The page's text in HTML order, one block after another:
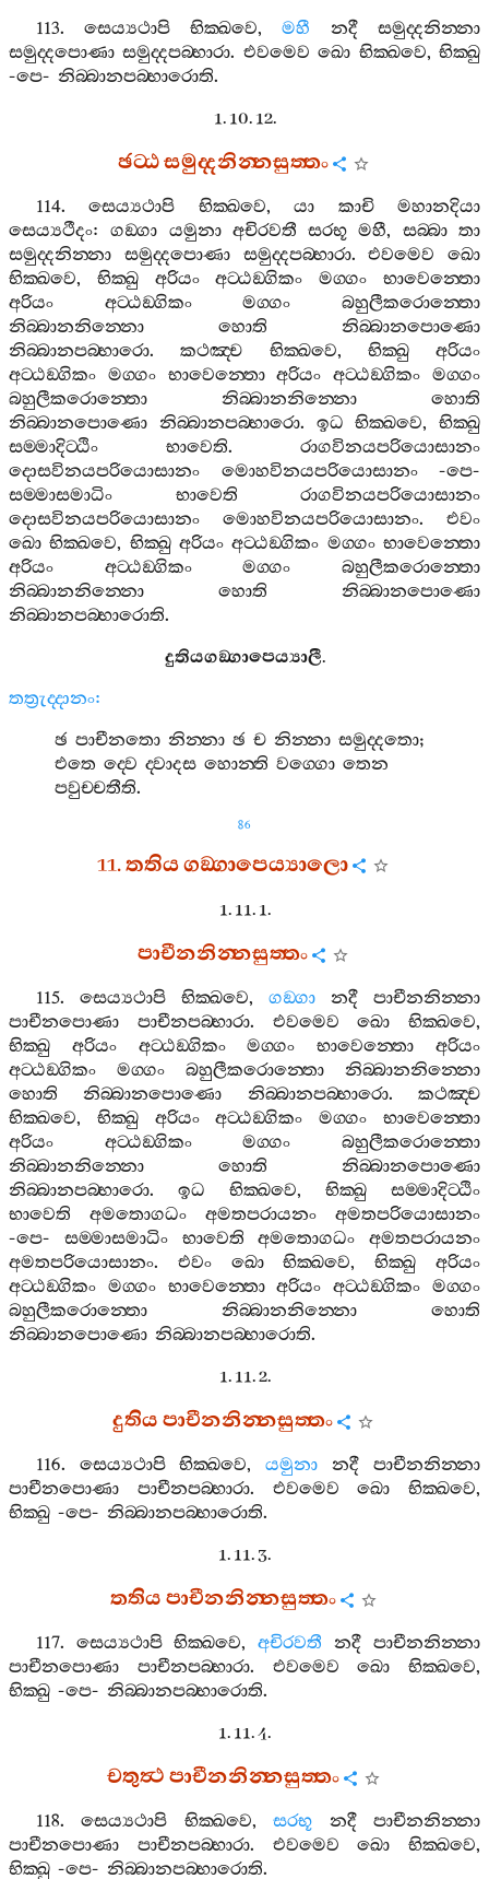
113. සෙය්‍යථාපි භික‍්ඛවෙ,මහී නදී
සමුද‍්දනින‍්නා
සමුද‍්දපොණා සමුද‍්දපබ‍්භාරා. එවමෙව ඛො භික‍්ඛවෙ,භික‍්ඛු
-පෙ- නිබ‍්බානපබ‍්භාරොති.
1. 10. 12.
ඡට‍්ඨසමුද‍්දනින‍්නසුත‍්තං
114.සෙය්‍යථාපි භික‍්ඛවෙ,යා කාචි
මහානදියා
සෙය්‍යථීදං:ගඞ‍්ගා යමුනා අචිරවතී සරභූ මහී, සබ‍්බා තා
සමුද‍්දනින‍්නා
සමුද‍්දපොණා සමුද‍්දපබ‍්භාරා.එවමෙව
ඛො
භික‍්ඛවෙ, භික‍්ඛු අරියං අට‍්ඨඞ‍්ගිකං මග‍්ගං
භාවෙන‍්තො
අරියං
අට‍්ඨඞ‍්ගිකං මග‍්ගං
බහුලීකරොන‍්තො
නිබ‍්බානනින‍්නො
හොති
නිබ‍්බානපොණො
නිබ‍්බානපබ‍්භාරො.කථඤ‍්ච භික‍්ඛවෙ, භික‍්ඛු
අරියං
අට‍්ඨඞ‍්ගිකං මග‍්ගං භාවෙන‍්තො අරියං අට‍්ඨඞ‍්ගිකං මග‍්ගං
බහුලීකරොන‍්තො
නිබ‍්බානනින‍්නො
හොති
නිබ‍්බානපොණො නිබ‍්බානපබ‍්භාරො. ඉධ භික‍්ඛවෙ, භික‍්ඛු
සම‍්මාදිට‍්ඨිං
භාවෙති. රාගවිනයපරියොසානං
දොසවිනයපරියොසානං
මොහවිනයපරියොසානං-පෙ-
සම‍්මාසමාධිං
භාවෙති
රාගවිනයපරියොසානං
දොසවිනයපරියොසානං
මොහවිනයපරියොසානං. එවං
ඛො භික‍්ඛවෙ, භික‍්ඛු අරියං අට‍්ඨඞ‍්ගිකං මග‍්ගං භාවෙන‍්තො
අරියං
අට‍්ඨඞ‍්ගිකං මග‍්ගං
බහුලීකරොන‍්තො
නිබ‍්බානනින‍්නො
හොති
නිබ‍්බානපොණො
නිබ‍්බානපබ‍්භාරොති.
දුතියගඞ‍්ගාපෙය්‍යාලී.
තත්‍රුද‍්දානං:
ඡ පාචීනතො නින‍්නා ඡ ච නින‍්නා සමුද‍්දතො;
එතෙ ද‍්වෙ ද‍්වාදස හොන‍්ති වග‍්ගො තෙන
පවුච‍්චතීති.
86
11.තතියගඞ‍්ගාපෙය්‍යාලො
1. 11. 1.
පාචීනනින‍්නසුත‍්තං
115. සෙය්‍යථාපි භික‍්ඛවෙ, ගඞ‍්ගා නදී
පාචීනනින‍්නා
පාචීනපොණා
පාචීනපබ‍්භාරා. එවමෙව ඛො භික‍්ඛවෙ,
භික‍්ඛු
අරියං අට‍්ඨඞ‍්ගිකං මග‍්ගං භාවෙන‍්තො
අරියං
අට‍්ඨඞ‍්ගිකං
මග‍්ගං බහුලීකරොන‍්තො
නිබ‍්බානනින‍්නො
හොති
නිබ‍්බානපොණො නිබ‍්බානපබ‍්භාරො.කථඤ‍්ච
භික‍්ඛවෙ, භික‍්ඛු අරියං අට‍්ඨඞ‍්ගිකං මග‍්ගං
භාවෙන‍්තො
අරියං
අට‍්ඨඞ‍්ගිකං මග‍්ගං
බහුලීකරොන‍්තො
නිබ‍්බානනින‍්නො
හොති
නිබ‍්බානපොණො
නිබ‍්බානපබ‍්භාරො. ඉධ භික‍්ඛවෙ, භික‍්ඛු
සම‍්මාදිට‍්ඨිං
භාවෙති
අමතොගධං අමතපරායනං
අමතපරියොසානං
-පෙ- සම‍්මාසමාධිං භාවෙති අමතොගධං
අමතපරායනං
අමතපරියොසානං. එවං ඛො භික‍්ඛවෙ,භික‍්ඛු
අරියං
අට‍්ඨඞ‍්ගිකං මග‍්ගං භාවෙන‍්තො අරියං අට‍්ඨඞ‍්ගිකං මග‍්ගං
බහුලීකරොන‍්තො
නිබ‍්බානනින‍්නො
හොති
නිබ‍්බානපොණො නිබ‍්බානපබ‍්භාරොති.
1. 11. 2.
දුතියපාචීනනින‍්නසුත‍්තං
116. සෙය්‍යථාපි භික‍්ඛවෙ,යමුනා නදී
පාචීනනින‍්නා
පාචීනපොණා
පාචීනපබ‍්භාරා. එවමෙව ඛො භික‍්ඛවෙ,
භික‍්ඛු -පෙ- නිබ‍්බානපබ‍්භාරොති.
1. 11. 3.
තතියපාචීනනින‍්නසුත‍්තං
117. සෙය්‍යථාපි භික‍්ඛවෙ,අචිරවතී නදී පාචීනනින‍්නා
පාචීනපොණා
පාචීනපබ‍්භාරා. එවමෙව ඛො භික‍්ඛවෙ,
භික‍්ඛු -පෙ- නිබ‍්බානපබ‍්භාරොති.
1. 11. 4.
චතුත්‍ථපාචීනනින‍්නසුත‍්තං
118.සෙය්‍යථාපි භික‍්ඛවෙ,සරභූ නදී
පාචීනනින‍්නා
පාචීනපොණා
පාචීනපබ‍්භාරා. එවමෙව ඛො භික‍්ඛවෙ,
භික‍්ඛු -පෙ- නිබ‍්බානපබ‍්භාරොති.